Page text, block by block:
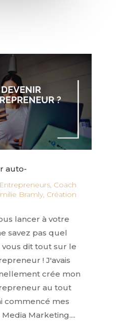
auto-
, Coach
Bramly, Création
lancer à votre
savez pas quel
vous dit tout sur le
! J'avais
crée mon
au tout
commencé mes
Marketing....